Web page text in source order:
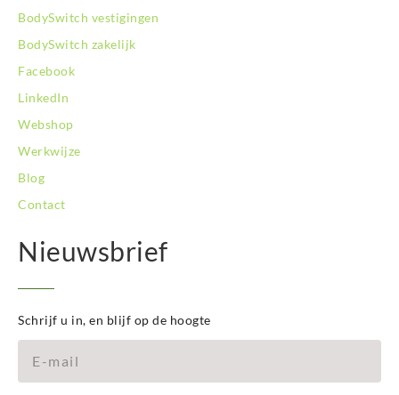
BodySwitch Zwolle
BodySwitch vestigingen
BodySwitch zakelijk
Facebook
LinkedIn
Webshop
Werkwijze
Blog
Contact
Nieuwsbrief
Schrijf u in, en blijf op de hoogte